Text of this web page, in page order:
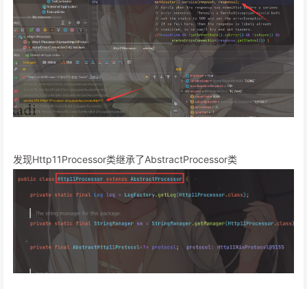
发现Http11Processor类继承了AbstractProcessor类